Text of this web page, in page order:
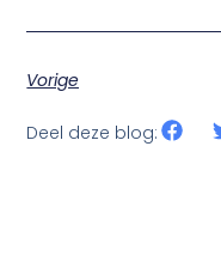
Vorige
Deel deze blog: